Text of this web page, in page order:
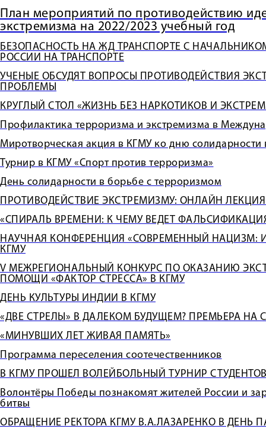
План мероприятий по противодействию
экстремизма на 2022/2023 учебный год
БЕЗОПАСНОСТЬ НА ЖД ТРАНСПОРТЕ С
РОССИИ НА ТРАНСПОРТЕ
УЧЕНЫЕ ОБСУДЯТ ВОПРОСЫ ПРОТИВОДЕЙСТВИЯ
ПРОБЛЕМЫ
КРУГЛЫЙ СТОЛ «ЖИЗНЬ БЕЗ НАРКОТИКОВ И
Профилактика терроризма и экстремизма в
Миротворческая акция в КГМУ ко дню
Турнир в КГМУ «Спорт против терроризма»
День солидарности в борьбе с терроризмом
ПРОТИВОДЕЙСТВИЕ ЭКСТРЕМИЗМУ: ОНЛАЙН
«СПИРАЛЬ ВРЕМЕНИ: К ЧЕМУ ВЕДЕТ
НАУЧНАЯ КОНФЕРЕНЦИЯ «СОВРЕМЕННЫЙ НАЦИЗМ:
КГМУ
V МЕЖРЕГИОНАЛЬНЫЙ КОНКУРС ПО ОКАЗАНИЮ
ПОМОЩИ «ФАКТОР СТРЕССА» В КГМУ
ДЕНЬ КУЛЬТУРЫ ИНДИИ В КГМУ
«ДВЕ СТРЕЛЫ» В ДАЛЕКОМ БУДУЩЕМ? ПРЕМЬЕРА НА
«МИНУВШИХ ЛЕТ ЖИВАЯ ПАМЯТЬ»
Программа переселения соотечественников
В КГМУ ПРОШЕЛ ВОЛЕЙБОЛЬНЫЙ ТУРНИР
Волонтёры Победы познакомят жителей России и
битвы
ОБРАЩЕНИЕ РЕКТОРА КГМУ В.А.ЛАЗАРЕНКО В ДЕНЬ